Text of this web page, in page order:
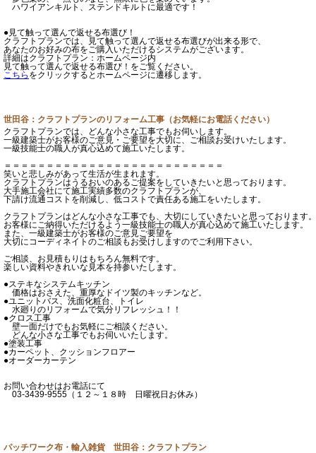
ハワイアンキルト、ステンドキルトに最適です！
●見て触って選んで返せる布選び！
クラフトプランでは、見て触って選んで返せる布選びが出来る形で、
あなたのお好みの布をご購入いただけるシステムがございます。
詳細はクラフトプラン：ホームページ内
見て触って選んで返せる布選び！をご覧ください。
こちら をクリックするとホームページに遷移します。
世田谷：クラフトプランのリフォーム工事（お気軽にお電話ください）
クラフトプランでは、どんな小さな工事でもお伺いします。
一級建築士がお客様のご意見・ご要望を大切に、ご相談お受けいたします。
一級技能士の職人が真心込めて施工いたします。
＝＝＝＝＝＝＝＝＝＝＝＝＝＝＝＝＝＝＝＝＝＝＝＝＝＝
笑いと悲しみがあって生活が生まれます。
クラフトプランはうるおいのあるご提案をしていきたいと思っております。
大手施工会社にて施工実績多数のクラフトプランが、
下請け流通コストを削減し、低コストで責任ある施工をいたします。
クラフトプランはどんな小さな工事でも、大切にしていきたいと思っております。
お客様にご納得いただけるよう一級技能士の職人が真心込めて施工いたします。
また、一級建築士がお客様のご意見ご要望を
大切にコーディネイトのご相談もお受けしますのでご利用下さい。
ご相談、お見積もりはもちろん無料です。
楽しい資料やきれいな見本を持参いたします。
●ステキなシステムキッチン
価格はおさえた、重厚なドイツ製のキッチンなど。
●ユニットバス、洗面化粧台、トイレ
水廻りのリフォームで気分リフレッシュ！！
●クロス工事
壁一面だけでもお気軽にご相談ください。
どんな小さな工事でもお伺いいたします。
●塗装工事
●カーペット、クッションフロアー
●オーダーカーテン
お問い合わせはお電話にて
03-3439-9555（１２～１８時 日曜祝日お休み）
パッチワーク布・輸入雑貨 世田谷：クラフトプラン